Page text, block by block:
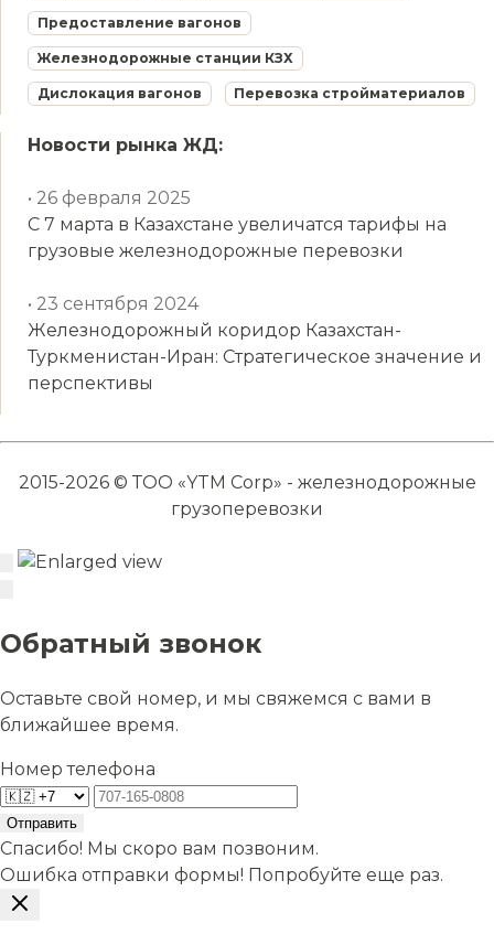
Предоставление вагонов
Железнодорожные станции КЗХ
Дислокация вагонов Перевозка стройматериалов
Новости рынка ЖД:
• 26 февраля 2025
С 7 марта в Казахстане увеличатся тарифы на
грузовые железнодорожные перевозки
• 23 сентября 2024
Железнодорожный коридор Казахстан-
Туркменистан-Иран: Стратегическое значение и
перспективы
2015-2026 © ТОО «YTM Corp» - железнодорожные
грузоперевозки
Обратный звонок
Оставьте свой номер, и мы свяжемся с вами в
ближайшее время.
Номер телефона
Отправить
Спасибо! Мы скоро вам позвоним.
Ошибка отправки формы! Попробуйте еще раз.